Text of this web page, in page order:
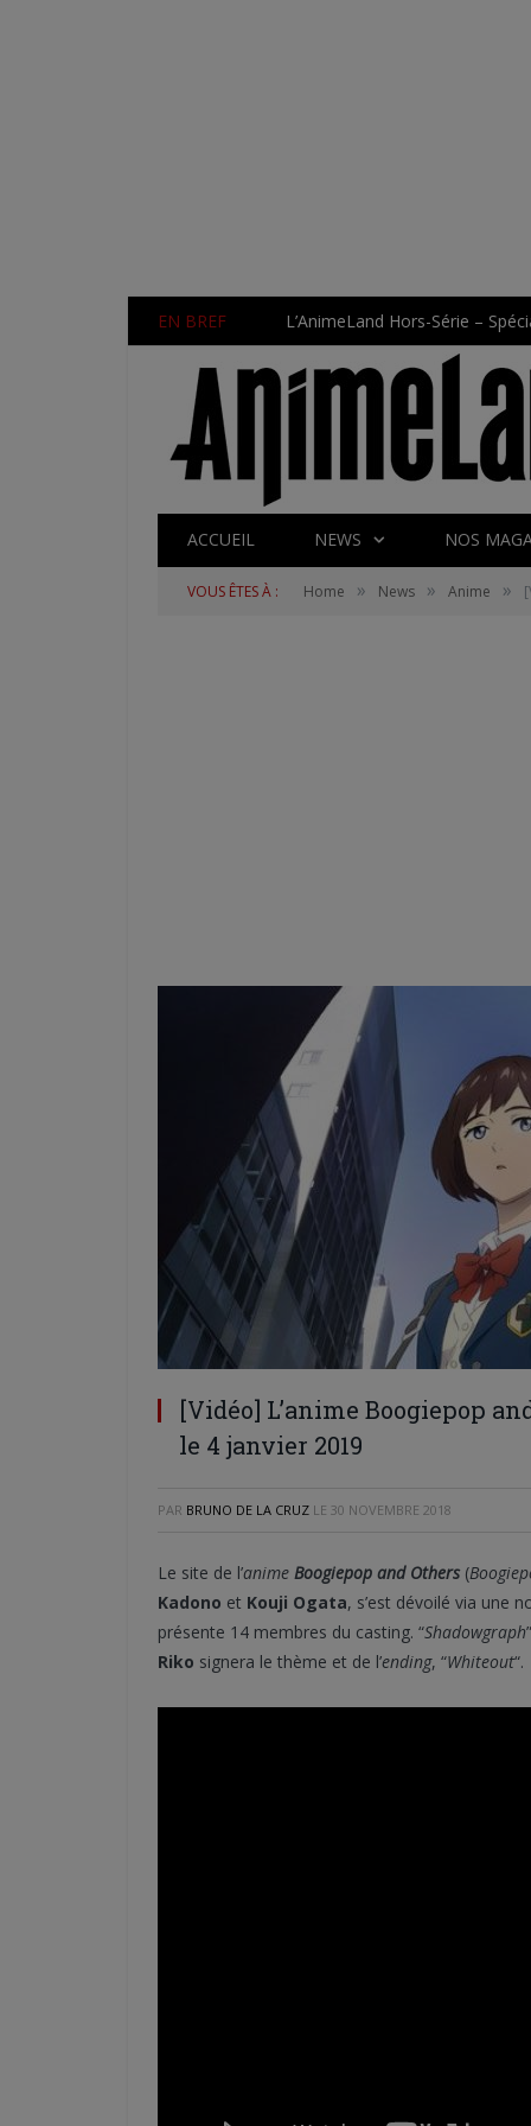
EN BREF L’AnimeLand Hors-Série –
ACCUEIL NEWS NOS
VOUS ÊTES À : Home » News » Anime »
[Vidéo] L’anime Boogiepop
le 4 janvier 2019
PAR BRUNO DE LA CRUZ LE 30 NOVEMBRE 2018
Le site de l’anime Boogiepop and Others (
Kadono et Kouji Ogata, s’est dévoilé via une
présente 14 membres du casting. “Shadowgraph
Riko signera le thème et de l’ending, “Whiteout“.